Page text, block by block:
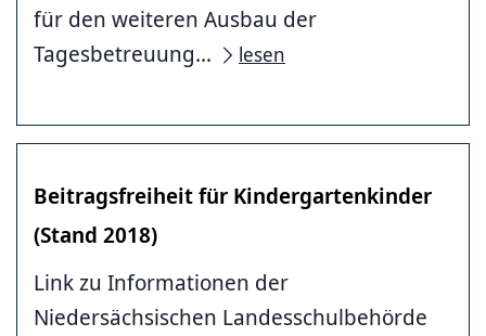
für den weiteren Ausbau der
Tagesbetreuung...
lesen
Beitragsfreiheit für Kindergartenkinder
(Stand 2018)
Link zu Informationen der
Niedersächsischen Landesschulbehörde